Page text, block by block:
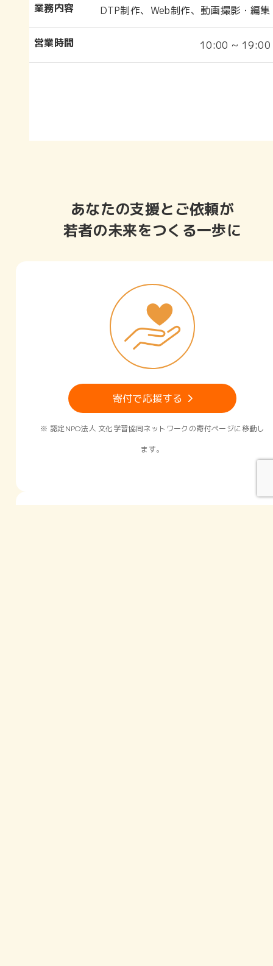
業務内容 DTP制作、Web制作、動画撮影・編集
営業時間 10:00 ~ 19:00
あなたの支援とご依頼が
若者の未来をつくる一歩に
寄付で応援する
※ 認定NPO法人 文化学習協同ネットワークの寄付ページに移動し
ます。